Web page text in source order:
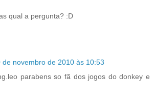
qual a pergunta? :D
de novembro de 2010 às 10:53
parabens so fã dos jogos do donkey e